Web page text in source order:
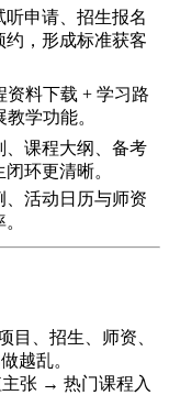
申请、招生报名
，形成标准获客
资料下载 + 学习路
学功能。
、课程大纲、备考
环更清晰。
、活动日历与师资
目、招生、师资、
越乱。
张 → 热门课程入